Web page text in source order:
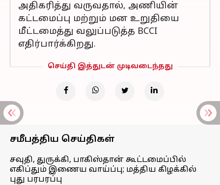
அதிகரித்து வருவதால், அணியின்
கட்டமைப்பு மற்றும் மன உறுதியை
மீட்டமைத்து வலுப்படுத்த BCCI
எதிர்பார்க்கிறது.
செய்தி இத்துடன் முடிவடைந்தது
சமீபத்திய செய்திகள்
சவுதி, துருக்கி, பாகிஸ்தான் கூட்டமைப்பில்
எகிப்தும் இணைய வாய்ப்பு; மத்திய கிழக்கில்
புது பரபரப்பு